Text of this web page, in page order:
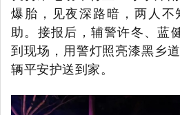
爆胎，见夜深路暗，两人
助。接报后，辅警许冬、蓝
到现场，用警灯照亮漆黑乡
辆平安护送到家。